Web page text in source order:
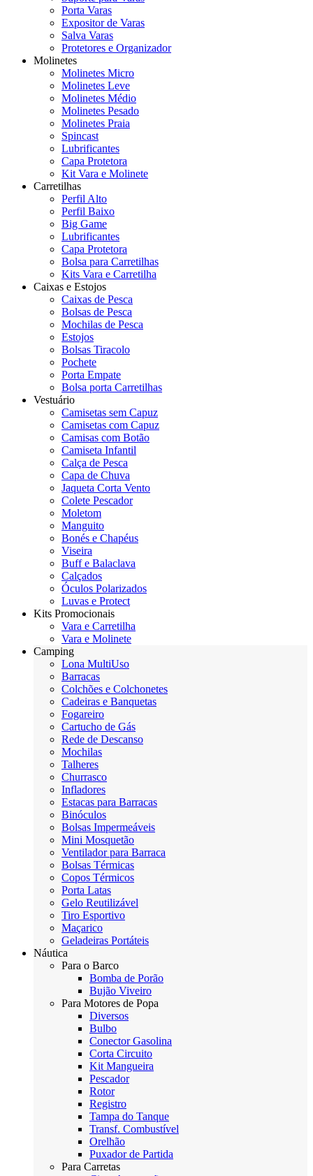
Porta Varas
Expositor de Varas
Salva Varas
Protetores e Organizador
Molinetes
Molinetes Micro
Molinetes Leve
Molinetes Médio
Molinetes Pesado
Molinetes Praia
Spincast
Lubrificantes
Capa Protetora
Kit Vara e Molinete
Carretilhas
Perfil Alto
Perfil Baixo
Big Game
Lubrificantes
Capa Protetora
Bolsa para Carretilhas
Kits Vara e Carretilha
Caixas e Estojos
Caixas de Pesca
Bolsas de Pesca
Mochilas de Pesca
Estojos
Bolsas Tiracolo
Pochete
Porta Empate
Bolsa porta Carretilhas
Vestuário
Camisetas sem Capuz
Camisetas com Capuz
Camisas com Botão
Camiseta Infantil
Calça de Pesca
Capa de Chuva
Jaqueta Corta Vento
Colete Pescador
Moletom
Manguito
Bonés e Chapéus
Viseira
Buff e Balaclava
Calçados
Óculos Polarizados
Luvas e Protect
Kits Promocionais
Vara e Carretilha
Vara e Molinete
Camping
Lona MultiUso
Barracas
Colchões e Colchonetes
Cadeiras e Banquetas
Fogareiro
Cartucho de Gás
Rede de Descanso
Mochilas
Talheres
Churrasco
Infladores
Estacas para Barracas
Binóculos
Bolsas Impermeáveis
Mini Mosquetão
Ventilador para Barraca
Bolsas Térmicas
Copos Térmicos
Porta Latas
Gelo Reutilizável
Tiro Esportivo
Maçarico
Geladeiras Portáteis
Náutica
Para o Barco
Bomba de Porão
Bujão Viveiro
Para Motores de Popa
Diversos
Bulbo
Conector Gasolina
Corta Circuito
Kit Mangueira
Pescador
Rotor
Registro
Tampa do Tanque
Transf. Combustível
Orelhão
Puxador de Partida
Para Carretas